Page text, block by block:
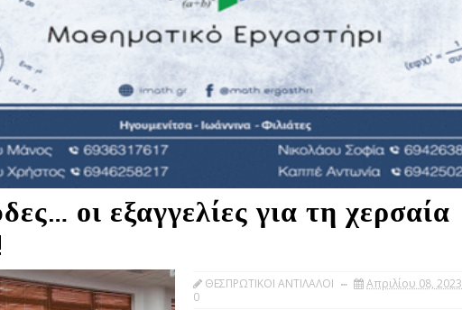
οι εξαγγελίες για τη χερσαία
ΘΕΣΠΡΩΤΙΚΟΙ ΑΝΤΙΛΑΛΟΙ
Απριλίου 08, 2023
0